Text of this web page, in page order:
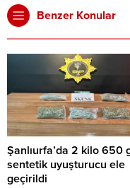
Benzer Konular
Şanlıurfa’da 2 kilo 650
sentetik uyuşturucu ele
geçirildi